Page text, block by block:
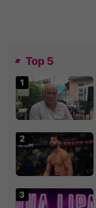
Top 5